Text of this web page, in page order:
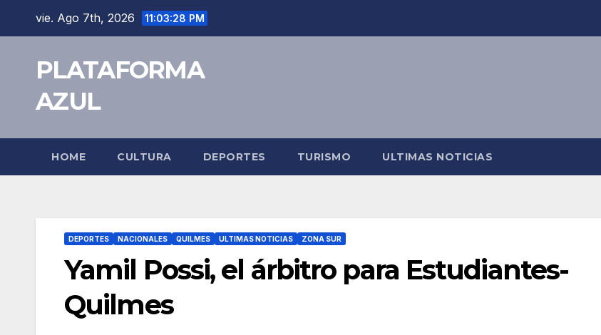
vie. Ago 7th, 2026 11:03:29 PM
PLATAFORMA
AZUL
HOME CULTURA DEPORTES TURISMO ULTIMAS NOTICIAS
DEPORTES NACIONALES QUILMES ULTIMAS NOTICIAS ZONA SUR
Yamil Possi, el árbitro para Estudiantes-
Quilmes